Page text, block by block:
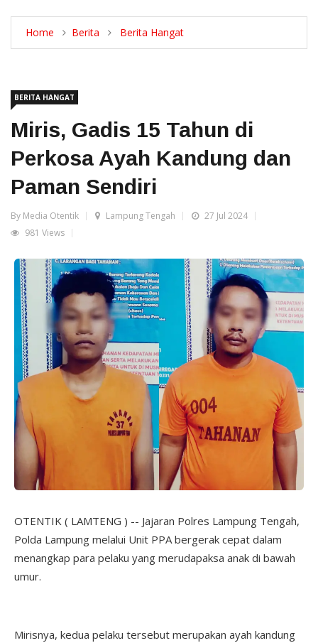
Home Berita Berita Hangat
BERITA HANGAT
Miris, Gadis 15 Tahun di
Perkosa Ayah Kandung dan
Paman Sendiri
By Media Otentik Lampung Tengah
27 Jul 2024
981 Views
OTENTIK ( LAMTENG ) -- Jajaran Polres Lampung Tengah,
Polda Lampung melalui Unit PPA bergerak cepat dalam
menangkap para pelaku yang merudapaksa anak di bawah
umur.
Mirisnya, kedua pelaku tersebut merupakan ayah kandung